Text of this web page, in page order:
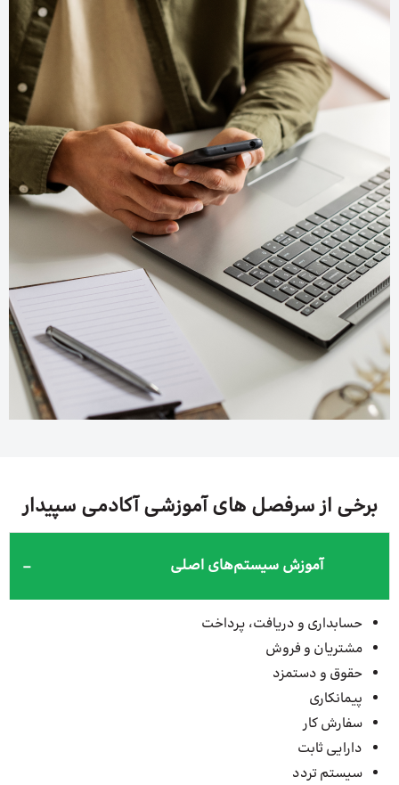
برخی از سرفصل های آموزشی آکادمی سپیدار
آموزش سیستم‌های اصلی
حسابداری و دریافت، پرداخت
مشتریان و فروش
حقوق و دستمزد
پیمانکاری
سفارش کار
دارایی ثابت
سیستم تردد